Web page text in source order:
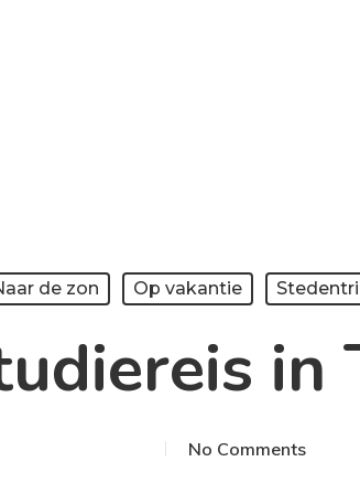
de zon Op vakantie
in
No Comments